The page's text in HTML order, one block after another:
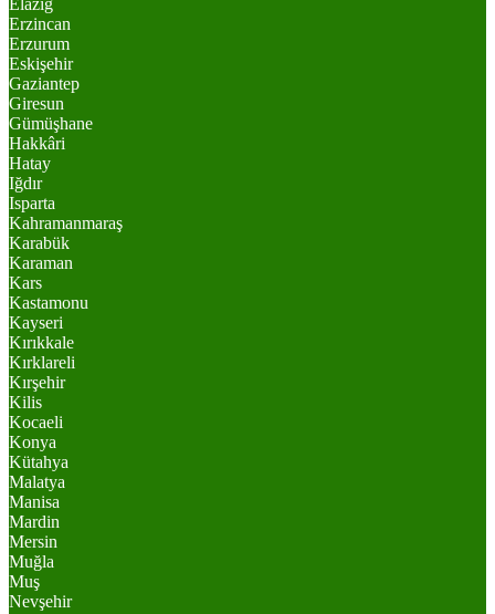
Elazığ
Erzincan
Erzurum
Eskişehir
Gaziantep
Giresun
Gümüşhane
Hakkâri
Hatay
Iğdır
Isparta
Kahramanmaraş
Karabük
Karaman
Kars
Kastamonu
Kayseri
Kırıkkale
Kırklareli
Kırşehir
Kilis
Kocaeli
Konya
Kütahya
Malatya
Manisa
Mardin
Mersin
Muğla
Muş
Nevşehir